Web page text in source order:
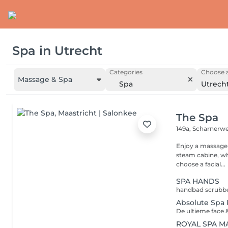
Spa in Utrecht
Massage & Spa
Categories
Spa
Choose
The Spa
149a,
Enjoy a
steam cabine,
choose a facial...
SPA HANDS
Absolute Spa
ROYAL SPA